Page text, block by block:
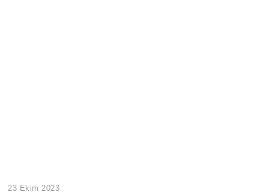
23 Ekim 2023